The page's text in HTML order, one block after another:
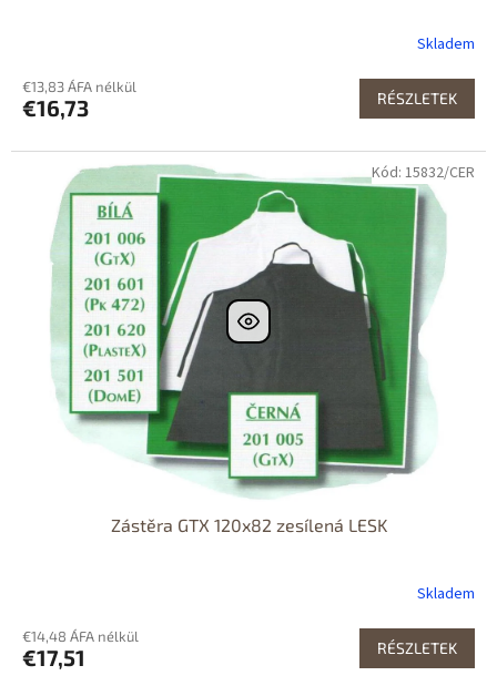
Skladem
€13,83 ÁFA nélkül
€16,73 RÉSZLETEK
Zástěra GTX 120x82 zesílená LESK
Skladem
€14,48 ÁFA nélkül
€17,51 RÉSZLETEK
Kód: 15832/CER